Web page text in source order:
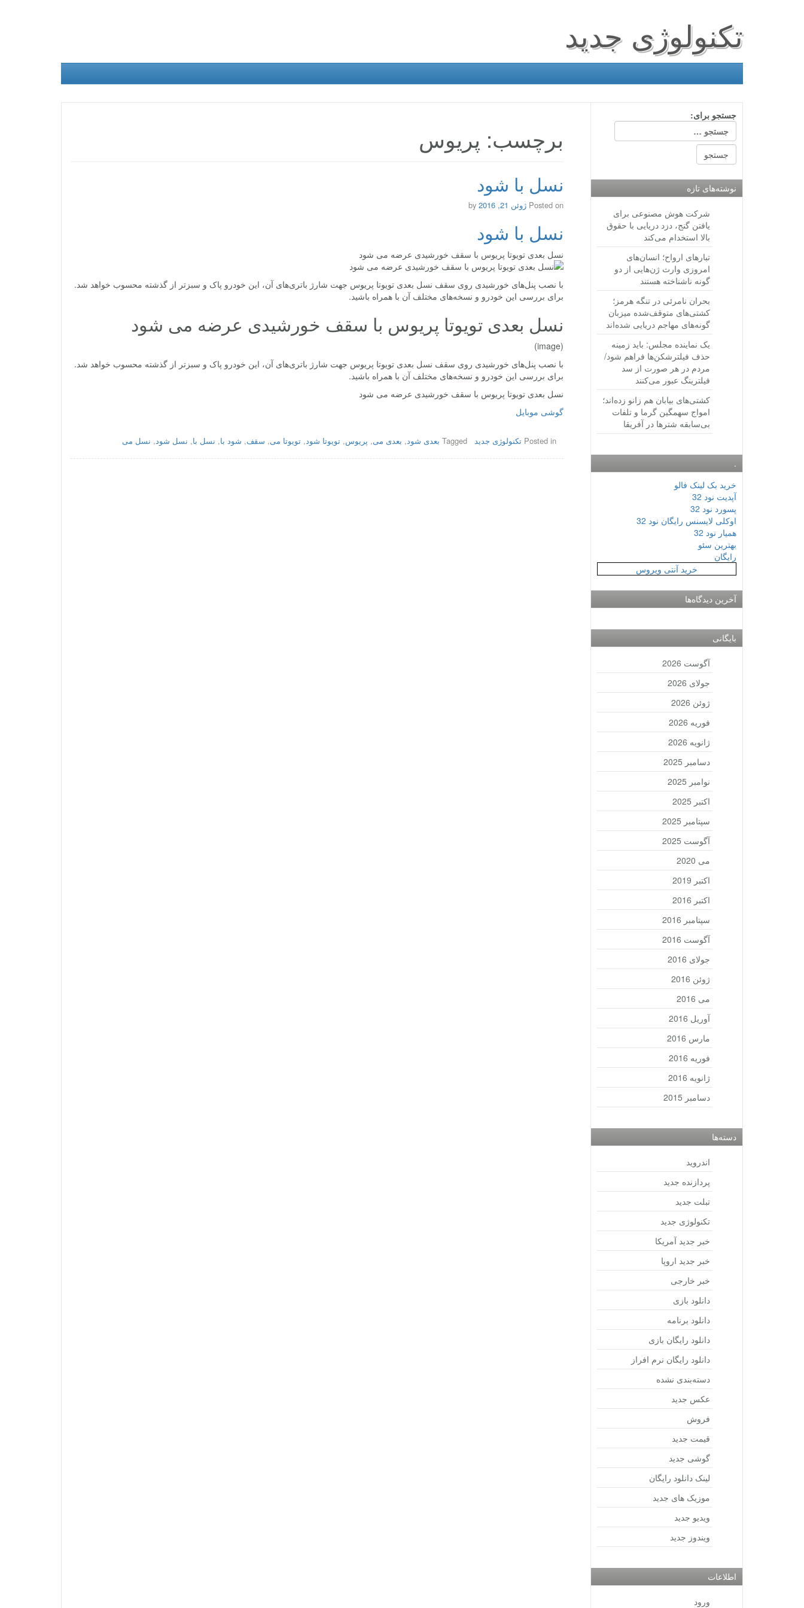
تکنولوژی جدید
برچسب: پریوس
نسل با شود
Posted on ژوئن 21, 2016 by
نسل با شود
نسل بعدی تویوتا پریوس با سقف خورشیدی عرضه می شود
با نصب پنل­‌های خورشیدی روی سقف نسل بعدی تویوتا پریوس جهت شارژ باتری­‌های آن، این خودرو پاک‌ و سبزتر از گذشته محسوب خواهد شد.
برای بررسی این خودرو و نسخه‌های مختلف آن با همراه باشید.
نسل بعدی تویوتا پریوس با سقف خورشیدی عرضه می شود
(image)
با نصب پنل­‌های خورشیدی روی سقف نسل بعدی تویوتا پریوس جهت شارژ باتری­‌های آن، این خودرو پاک‌ و سبزتر از گذشته محسوب خواهد شد.
برای بررسی این خودرو و نسخه‌های مختلف آن با همراه باشید.
نسل بعدی تویوتا پریوس با سقف خورشیدی عرضه می شود
گوشی موبایل
Posted in تکنولوژی جدید Tagged بعدی شود, بعدی می, پریوس,تویوتا شود,تویوتا می, سقف, شود با, نسل با, نسل شود, نسل می
جستجو برای:
نوشته‌های تازه
شرکت هوش مصنوعی برای
یافتن گنج، دزد دریایی با حقوق
بالا استخدام می‌کند
تبارهای ارواح؛ انسان‌های
امروزی وارث ژن‌هایی از دو
گونه ناشناخته هستند
بحران نامرئی در تنگه هرمز؛
کشتی‌های متوقف‌شده میزبان
گونه‌های مهاجم دریایی شده‌اند
یک نماینده مجلس: باید زمینه
حذف فیلترشکن‌ها فراهم شود/
مردم در هر صورت از سد
فیلترینگ عبور می‌کنند
کشتی‌های بیابان هم زانو زده‌اند؛
امواج سهمگین گرما و تلفات
بی‌سابقه شترها در آفریقا
.
خرید بک لینک فالو
آپدیت نود 32
پسورد نود 32
اوکلی لایسنس رایگان نود 32
همیار نود 32
بهترین سئو
رایگان
خرید آنتی ویروس
آخرین دیدگاه‌ها
بایگانی
آگوست 2026
جولای 2026
ژوئن 2026
فوریه 2026
ژانویه 2026
دسامبر 2025
نوامبر 2025
اکتبر 2025
سپتامبر 2025
آگوست 2025
می 2020
اکتبر 2019
اکتبر 2016
سپتامبر 2016
آگوست 2016
جولای 2016
ژوئن 2016
می 2016
آوریل 2016
مارس 2016
فوریه 2016
ژانویه 2016
دسامبر 2015
دسته‌ها
اندروید
پردازنده جدید
تبلت جدید
تکنولوژی جدید
خبر جدید آمریکا
خبر جدید اروپا
خبر خارجی
دانلود بازی
دانلود برنامه
دانلود رایگان بازی
دانلود رایگان نرم افراز
دسته‌بندی نشده
عکس جدید
فروش
قیمت جدید
گوشی جدید
لینک دانلود رایگان
موزیک های جدید
ویدیو جدید
ویندوز جدید
اطلاعات
ورود